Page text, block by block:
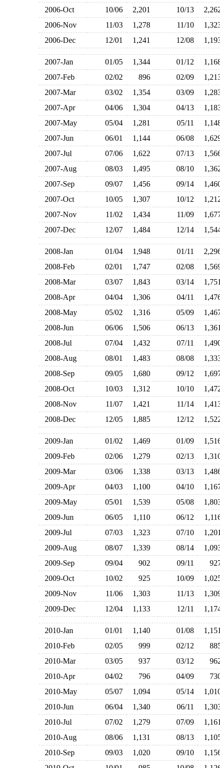
2006-Oct
10/06 2,201 10/13
2006-Nov
11/03 1,278 11/10
2006-Dec
12/01 1,241 12/08
2007-Jan 01/05 1,344 01/12
2007-Feb
02/02 896 02/09
2007-Mar
03/02 1,354 03/09
2007-Apr
04/06 1,304 04/13
2007-May
05/04 1,281 05/11
2007-Jun
06/01 1,144 06/08
2007-Jul
07/06 1,622 07/13
2007-Aug
08/03 1,495 08/10
2007-Sep
09/07 1,456 09/14
2007-Oct
10/05 1,307 10/12
2007-Nov
11/02 1,434 11/09
2007-Dec
12/07 1,484 12/14
2008-Jan 01/04 1,948 01/11
2008-Feb
02/01 1,747 02/08
2008-Mar
03/07 1,843 03/14
2008-Apr
04/04 1,306 04/11
2008-May
05/02 1,316 05/09
2008-Jun
06/06 1,506 06/13
2008-Jul
07/04 1,432 07/11
2008-Aug
08/01 1,483 08/08
2008-Sep
09/05 1,680 09/12
2008-Oct
10/03 1,312 10/10
2008-Nov
11/07 1,421 11/14
2008-Dec
12/05 1,885 12/12
2009-Jan 01/02 1,469 01/09
2009-Feb
02/06 1,279 02/13
2009-Mar
03/06 1,338 03/13
2009-Apr
04/03 1,100 04/10
2009-May
05/01 1,539 05/08
2009-Jun
06/05 1,110 06/12
2009-Jul
07/03 1,323 07/10
2009-Aug
08/07 1,339 08/14
2009-Sep
09/04 902 09/11
2009-Oct
10/02 925 10/09
2009-Nov
11/06 1,303 11/13
2009-Dec
12/04 1,133 12/11
2010-Jan 01/01 1,140 01/08
2010-Feb
02/05 999 02/12
2010-Mar
03/05 937 03/12
2010-Apr
04/02 796 04/09
2010-May
05/07 1,094 05/14
2010-Jun
06/04 1,340 06/11
2010-Jul
07/02 1,279 07/09
2010-Aug
08/06 1,131 08/13
2010-Sep
09/03 1,020 09/10